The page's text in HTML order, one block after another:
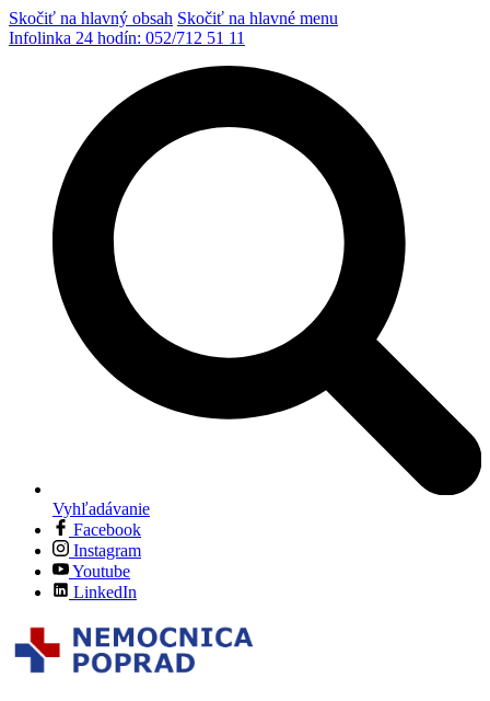
Skočiť na hlavný obsah Skočiť na hlavné menu
Infolinka 24 hodín: 052/712 51 11
Vyhľadávanie
Facebook
Instagram
Youtube
LinkedIn